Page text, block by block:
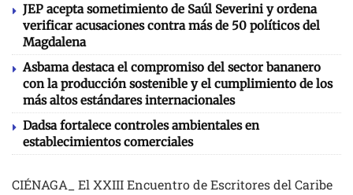
JEP acepta sometimiento de Saúl Severini y ordena
verificar acusaciones contra más de 50 políticos del
Magdalena
Asbama destaca el compromiso del sector bananero
con la producción sostenible y el cumplimiento de los
más altos estándares internacionales
Dadsa fortalece controles ambientales en
establecimientos comerciales
CIÉNAGA_ El XXIII Encuentro de Escritores del Caribe